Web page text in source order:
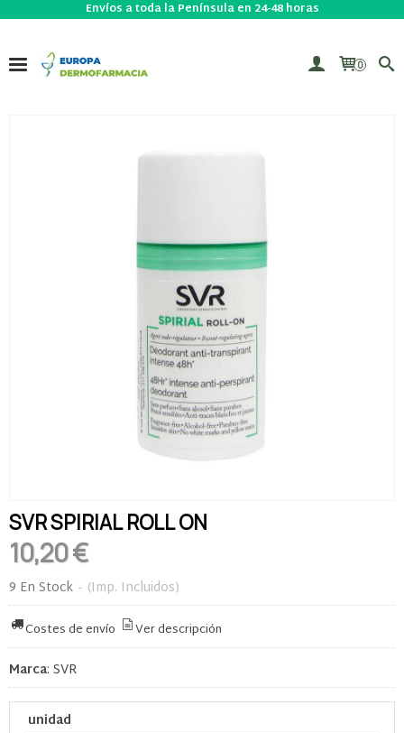
Envíos a toda la Península en 24-48 horas
0
SVR SPIRIAL ROLL ON
10,20 €
9 En Stock - (Imp. Incluidos)
Costes de envío Ver descripción
Marca: SVR
unidad